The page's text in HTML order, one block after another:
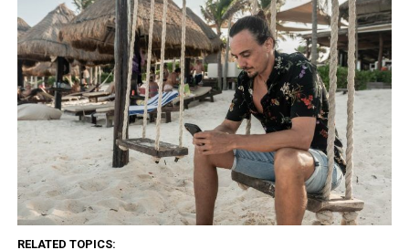
RELATED TOPICS: